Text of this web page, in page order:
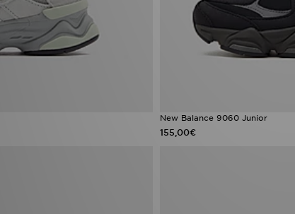
New Balance 9060 Junior
155,00€